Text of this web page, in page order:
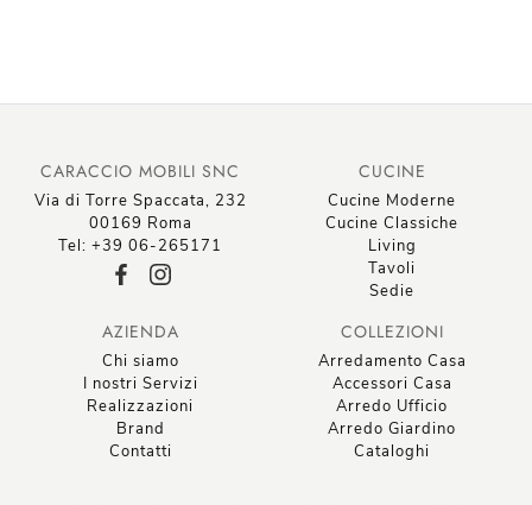
CARACCIO MOBILI SNC
Via di Torre Spaccata, 232
00169 Roma
Tel: +39 06-265171
CUCINE
Cucine Moderne
Cucine Classiche
Living
Tavoli
Sedie
AZIENDA
Chi siamo
I nostri Servizi
Realizzazioni
Brand
Contatti
COLLEZIONI
Arredamento Casa
Accessori Casa
Arredo Ufficio
Arredo Giardino
Cataloghi